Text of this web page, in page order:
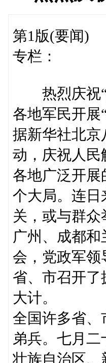
第1版(要闻)
专栏：
热烈庆祝“
各地军民开展
据新华社北京
动，庆祝人民
各地广泛开展
个大局。连日
关，或与群
广州、成都
会，党政军领
省、市召开
大计。
全国许多省、
弟兵。七月
壮族自治区、